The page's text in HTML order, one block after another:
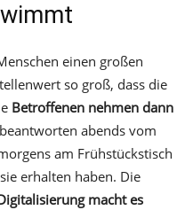
einen großen
so groß, dass die
Betroffenen nehmen dann
abends vom
am Frühstückstisch
erhalten haben. Die
macht es